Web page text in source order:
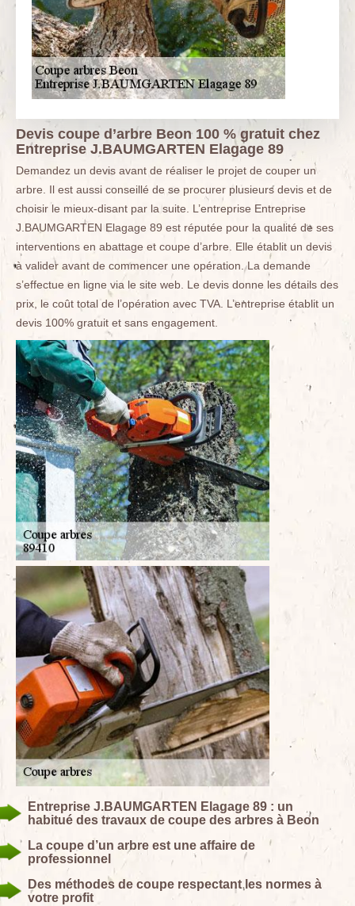
Devis coupe d’arbre Beon 100 % gratuit chez
Entreprise J.BAUMGARTEN Elagage 89
Demandez un devis avant de réaliser le projet de couper un
arbre. Il est aussi conseillé de se procurer plusieurs devis et de
choisir le mieux-disant par la suite. L’entreprise Entreprise
J.BAUMGARTEN Elagage 89 est réputée pour la qualité de ses
interventions en abattage et coupe d’arbre. Elle établit un devis
à valider avant de commencer une opération. La demande
s’effectue en ligne via le site web. Le devis donne les détails des
prix, le coût total de l’opération avec TVA. L’entreprise établit un
devis 100% gratuit et sans engagement.
Entreprise J.BAUMGARTEN Elagage 89 : un
habitué des travaux de coupe des arbres à Beon
La coupe d’un arbre est une affaire de
professionnel
Des méthodes de coupe respectant les normes à
votre profit